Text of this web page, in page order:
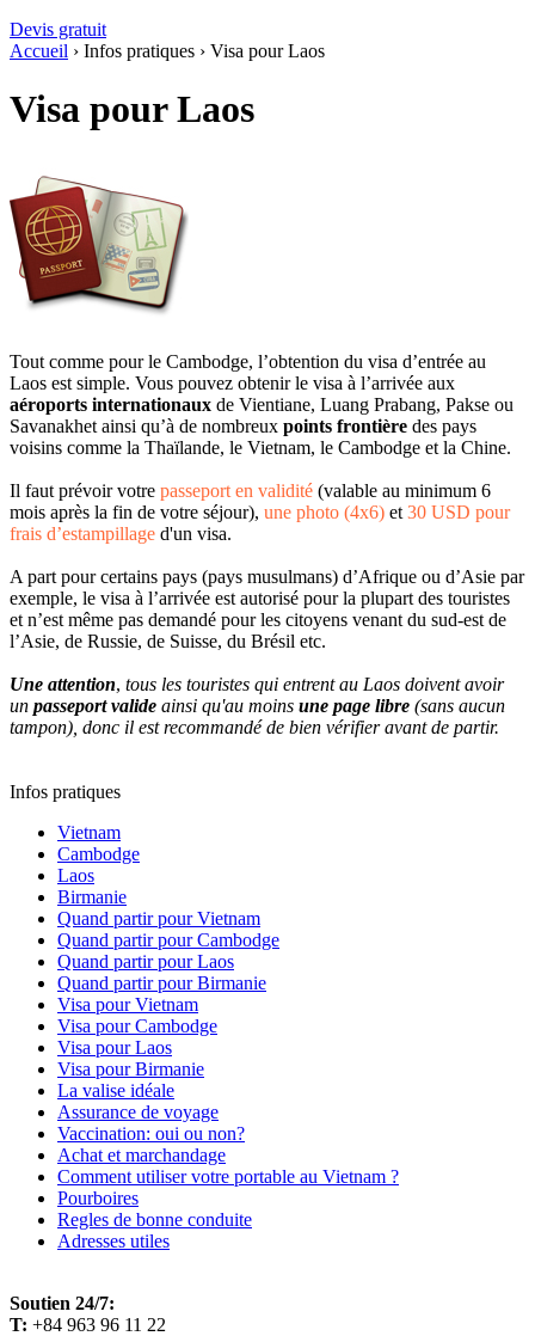
Devis gratuit
Accueil › Infos pratiques › Visa pour Laos
Visa pour Laos
Tout comme pour le Cambodge, l’obtention du visa d’entrée au
Laos est simple. Vous pouvez obtenir le visa à l’arrivée aux
aéroports internationaux de Vientiane, Luang Prabang, Pakse ou
Savanakhet ainsi qu’à de nombreux points frontière des pays
voisins comme la Thaïlande, le Vietnam, le Cambodge et la Chine.
Il faut prévoir votre passeport en validité (valable au minimum 6
mois après la fin de votre séjour), une photo (4x6) et 30 USD pour
frais d’estampillage d'un visa.
A part pour certains pays (pays musulmans) d’Afrique ou d’Asie par
exemple, le visa à l’arrivée est autorisé pour la plupart des touristes
et n’est même pas demandé pour les citoyens venant du sud-est de
l’Asie, de Russie, de Suisse, du Brésil etc.
Une attention, tous les touristes qui entrent au Laos doivent avoir
un passeport valide ainsi qu'au moins une page libre (sans aucun
tampon), donc il est recommandé de bien vérifier avant de partir.
Infos pratiques
Vietnam
Cambodge
Laos
Birmanie
Quand partir pour Vietnam
Quand partir pour Cambodge
Quand partir pour Laos
Quand partir pour Birmanie
Visa pour Vietnam
Visa pour Cambodge
Visa pour Laos
Visa pour Birmanie
La valise idéale
Assurance de voyage
Vaccination: oui ou non?
Achat et marchandage
Comment utiliser votre portable au Vietnam ?
Pourboires
Regles de bonne conduite
Adresses utiles
Soutien 24/7:
T: +84 963 96 11 22